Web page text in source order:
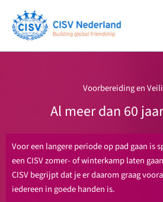
naar
inhoud
Voorbereiding en
Al meer dan 60
Voor een langere periode op pad gaan is
een CISV zomer- of winterkamp laten
CISV begrijpt dat je er daarom graag
iedereen in goede handen is.